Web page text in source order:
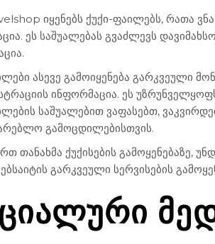
იყენებს ქუქი-ფაილებს, რათა
ეს საშუალებას გვაძლევს
ასევე გამოიყენება გარკვეული
ინფორმაცია. ეს
საშუალებით ვაფასებთ,
გამოცდილებისთვის.
თანახმა ქუქისების გამოყენებაზე,
გარკვეული სერვისების